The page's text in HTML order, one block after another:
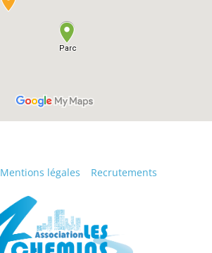
Mentions légales Recrutements